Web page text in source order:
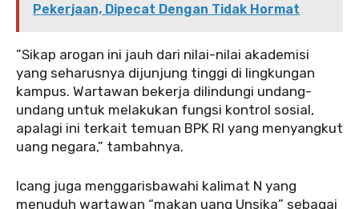
Pekerjaan, Dipecat Dengan Tidak Hormat
‎”Sikap arogan ini jauh dari nilai-nilai akademisi
yang seharusnya dijunjung tinggi di lingkungan
kampus. Wartawan bekerja dilindungi undang-
undang untuk melakukan fungsi kontrol sosial,
apalagi ini terkait temuan BPK RI yang menyangkut
uang negara,” tambahnya.
‎Icang juga menggarisbawahi kalimat N yang
menuduh wartawan “makan uang Unsika” sebagai